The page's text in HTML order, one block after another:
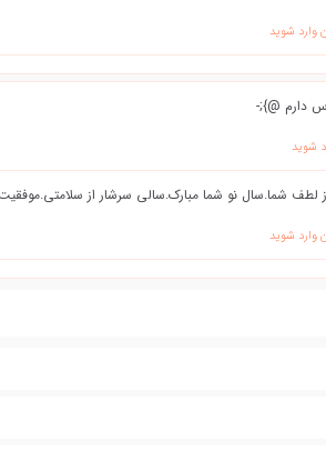
وارد شوید
دارم @};-
شوید
لطف شما.سال نو شما مبارک.سالی سرشار از
وارد شوید